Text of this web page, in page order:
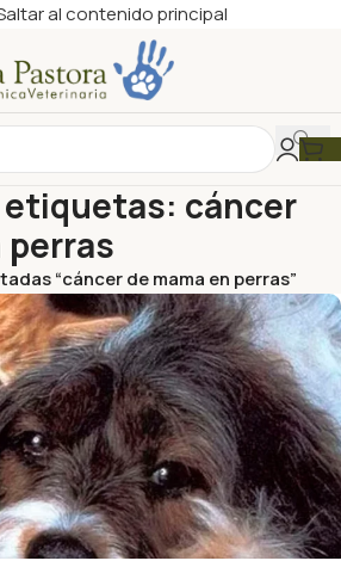
al contenido principal
cáncer
perras
“cáncer de mama en perras”